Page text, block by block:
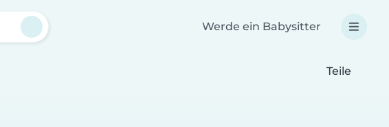
Werde ein Babysitter
Teile